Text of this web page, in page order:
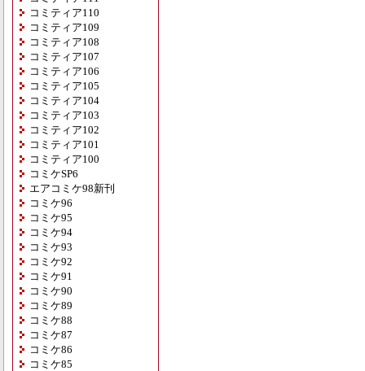
コミティア110
コミティア109
コミティア108
コミティア107
コミティア106
コミティア105
コミティア104
コミティア103
コミティア102
コミティア101
コミティア100
コミケSP6
エアコミケ98新刊
コミケ96
コミケ95
コミケ94
コミケ93
コミケ92
コミケ91
コミケ90
コミケ89
コミケ88
コミケ87
コミケ86
コミケ85